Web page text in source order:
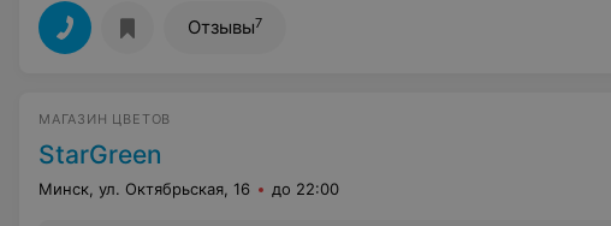
Отзывы7
МАГАЗИН ЦВЕТОВ
StarGreen
Минск, ул. Октябрьская, 16 до 22:00